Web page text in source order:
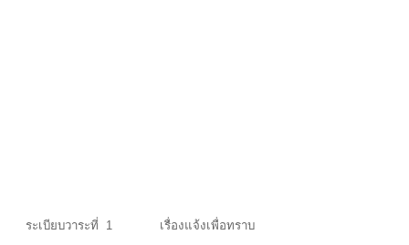
ระเบียบวาระที่ 1 เรื่องแจ้งเพื่อทราบ